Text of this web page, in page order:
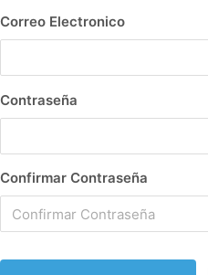
Correo Electronico
Contraseña
Confirmar Contraseña